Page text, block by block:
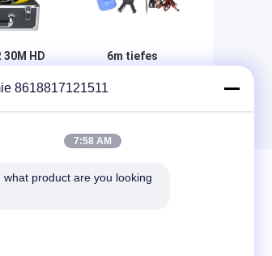
30M HD
6m tiefes
PQWT-GX800
Lichtwellenleiter-
8618817121511
7:58 AM
what product are you looking